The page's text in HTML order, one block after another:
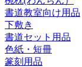
書道教室向け用品
下敷き
書道セット用品
色紙・短冊
篆刻用品